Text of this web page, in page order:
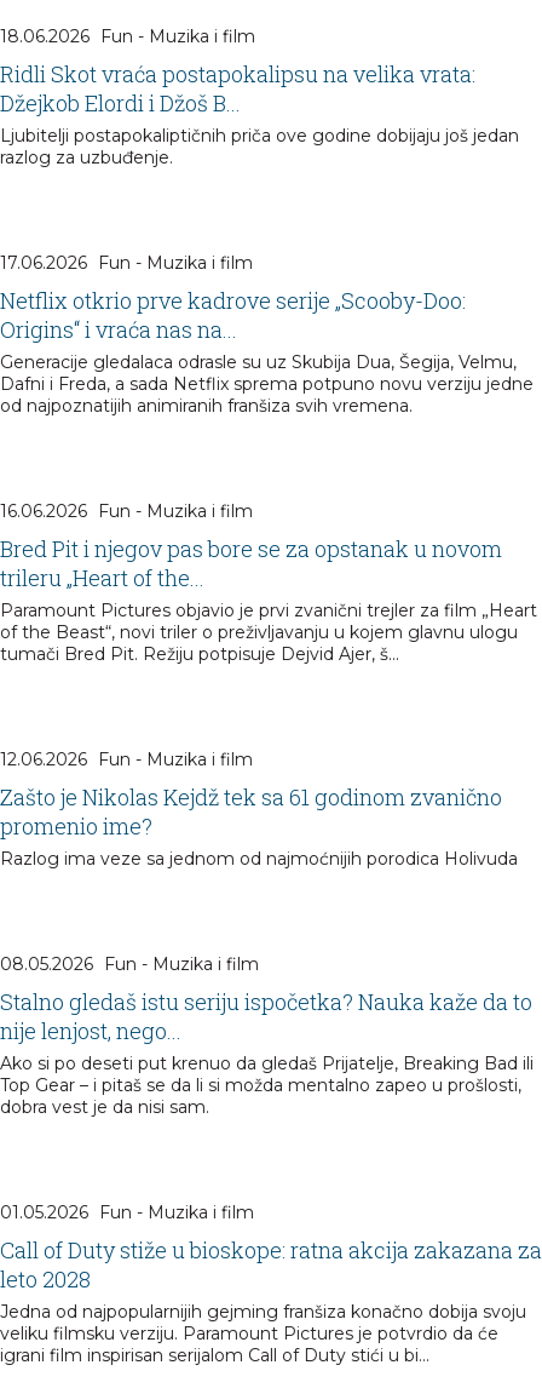
18.06.2026 Fun - Muzika i film
Ridli Skot vraća postapokalipsu na velika vrata:
Džejkob Elordi i Džoš B...
Ljubitelji postapokaliptičnih priča ove godine dobijaju još jedan
razlog za uzbuđenje.
17.06.2026 Fun - Muzika i film
Netflix otkrio prve kadrove serije „Scooby-Doo:
Origins“ i vraća nas na...
Generacije gledalaca odrasle su uz Skubija Dua, Šegija, Velmu,
Dafni i Freda, a sada Netflix sprema potpuno novu verziju jedne
od najpoznatijih animiranih franšiza svih vremena.
16.06.2026 Fun - Muzika i film
Bred Pit i njegov pas bore se za opstanak u novom
trileru „Heart of the...
Paramount Pictures objavio je prvi zvanični trejler za film „Heart
of the Beast“, novi triler o preživljavanju u kojem glavnu ulogu
tumači Bred Pit. Režiju potpisuje Dejvid Ajer, š...
12.06.2026 Fun - Muzika i film
Zašto je Nikolas Kejdž tek sa 61 godinom zvanično
promenio ime?
Razlog ima veze sa jednom od najmoćnijih porodica Holivuda
08.05.2026 Fun - Muzika i film
Stalno gledaš istu seriju ispočetka? Nauka kaže da to
nije lenjost, nego...
Ako si po deseti put krenuo da gledaš Prijatelje, Breaking Bad ili
Top Gear – i pitaš se da li si možda mentalno zapeo u prošlosti,
dobra vest je da nisi sam.
01.05.2026 Fun - Muzika i film
Call of Duty stiže u bioskope: ratna akcija zakazana za
leto 2028
Jedna od najpopularnijih gejming franšiza konačno dobija svoju
veliku filmsku verziju. Paramount Pictures je potvrdio da će
igrani film inspirisan serijalom Call of Duty stići u bi...